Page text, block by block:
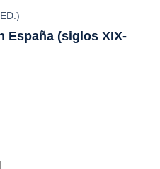
España (siglos XIX-